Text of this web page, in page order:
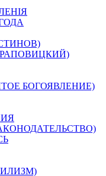
БОГОЯВЛЕНИЕ)